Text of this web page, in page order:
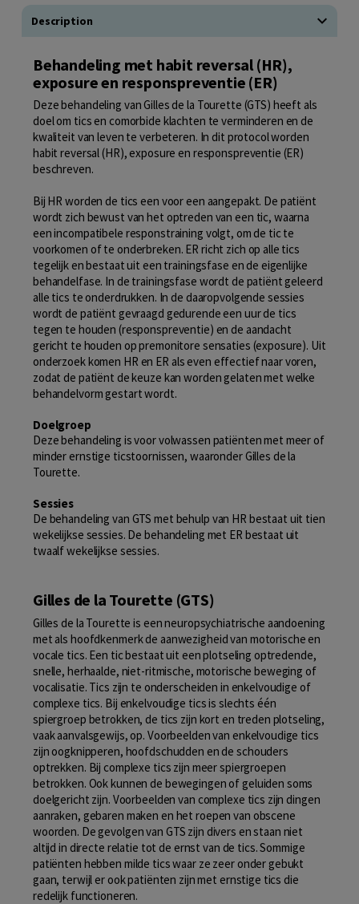
Description
Behandeling met habit reversal (HR),
exposure en responspreventie (ER)
Deze behandeling van Gilles de la Tourette (GTS) heeft als
doel om tics en comorbide klachten te verminderen en de
kwaliteit van leven te verbeteren. In dit protocol worden
habit reversal (HR), exposure en responspreventie (ER)
beschreven.
Bij HR worden de tics een voor een aangepakt. De patiënt
wordt zich bewust van het optreden van een tic, waarna
een incompatibele responstraining volgt, om de tic te
voorkomen of te onderbreken. ER richt zich op alle tics
tegelijk en bestaat uit een trainingsfase en de eigenlijke
behandelfase. In de trainingsfase wordt de patiënt geleerd
alle tics te onderdrukken. In de daaropvolgende sessies
wordt de patiënt gevraagd gedurende een uur de tics
tegen te houden (responspreventie) en de aandacht
gericht te houden op premonitore sensaties (exposure). Uit
onderzoek komen HR en ER als even effectief naar voren,
zodat de patiënt de keuze kan worden gelaten met welke
behandelvorm gestart wordt.
Doelgroep
Deze behandeling is voor volwassen patiënten met meer of
minder ernstige ticstoornissen, waaronder Gilles de la
Tourette.
Sessies
De behandeling van GTS met behulp van HR bestaat uit tien
wekelijkse sessies. De behandeling met ER bestaat uit
twaalf wekelijkse sessies.
Gilles de la Tourette (GTS)
Gilles de la Tourette is een neuropsychiatrische aandoening
met als hoofdkenmerk de aanwezigheid van motorische en
vocale tics. Een tic bestaat uit een plotseling optredende,
snelle, herhaalde, niet-ritmische, motorische beweging of
vocalisatie. Tics zijn te onderscheiden in enkelvoudige of
complexe tics. Bij enkelvoudige tics is slechts één
spiergroep betrokken, de tics zijn kort en treden plotseling,
vaak aanvalsgewijs, op. Voorbeelden van enkelvoudige tics
zijn oogknipperen, hoofdschudden en de schouders
optrekken. Bij complexe tics zijn meer spiergroepen
betrokken. Ook kunnen de bewegingen of geluiden soms
doelgericht zijn. Voorbeelden van complexe tics zijn dingen
aanraken, gebaren maken en het roepen van obscene
woorden. De gevolgen van GTS zijn divers en staan niet
altijd in directe relatie tot de ernst van de tics. Sommige
patiënten hebben milde tics waar ze zeer onder gebukt
gaan, terwijl er ook patiënten zijn met ernstige tics die
redelijk functioneren.